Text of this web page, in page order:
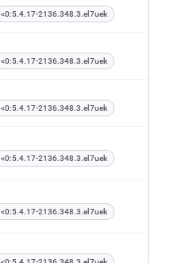
<0:5.4.17-2136.348.3.el7uek
<0:5.4.17-2136.348.3.el7uek
<0:5.4.17-2136.348.3.el7uek
<0:5.4.17-2136.348.3.el7uek
<0:5.4.17-2136.348.3.el7uek